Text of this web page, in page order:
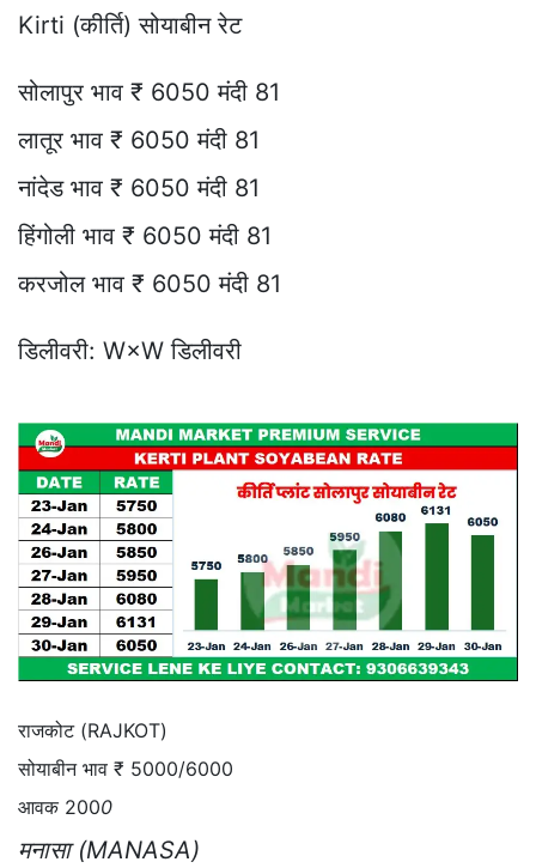
Kirti (कीर्ति) सोयाबीन रेट
सोलापुर भाव ₹ 6050 मंदी 81
लातूर भाव ₹ 6050 मंदी 81
नांदेड भाव ₹ 6050 मंदी 81
हिंगोली भाव ₹ 6050 मंदी 81
करजोल भाव ₹ 6050 मंदी 81
डिलीवरी: W×W डिलीवरी
राजकोट (RAJKOT)
सोयाबीन भाव ₹ 5000/6000
आवक 2000
मनासा (MANASA)